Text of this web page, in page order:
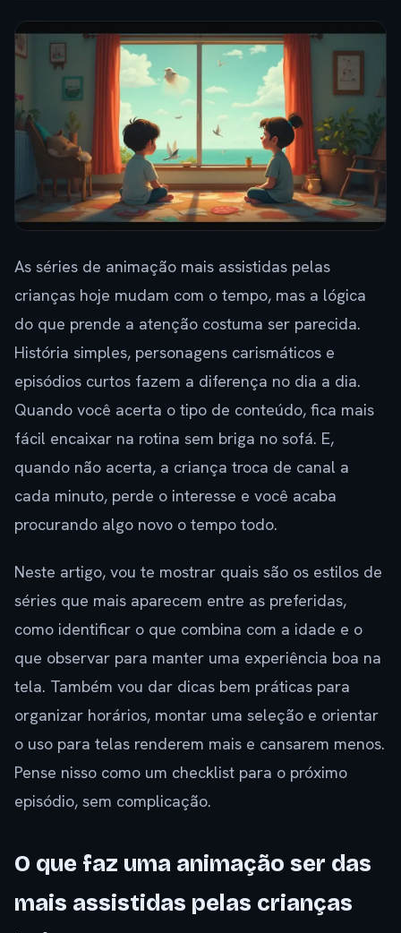
As séries de animação mais assistidas pelas
crianças hoje mudam com o tempo, mas a lógica
do que prende a atenção costuma ser parecida.
História simples, personagens carismáticos e
episódios curtos fazem a diferença no dia a dia.
Quando você acerta o tipo de conteúdo, fica mais
fácil encaixar na rotina sem briga no sofá. E,
quando não acerta, a criança troca de canal a
cada minuto, perde o interesse e você acaba
procurando algo novo o tempo todo.
Neste artigo, vou te mostrar quais são os estilos de
séries que mais aparecem entre as preferidas,
como identificar o que combina com a idade e o
que observar para manter uma experiência boa na
tela. Também vou dar dicas bem práticas para
organizar horários, montar uma seleção e orientar
o uso para telas renderem mais e cansarem menos.
Pense nisso como um checklist para o próximo
episódio, sem complicação.
O que faz uma animação ser das
mais assistidas pelas crianças